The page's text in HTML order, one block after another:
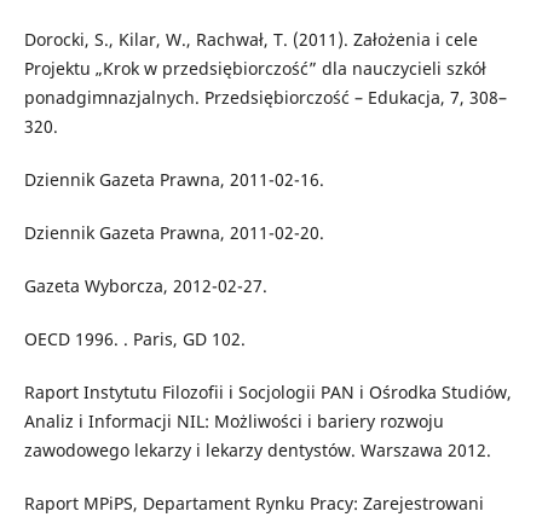
Dorocki, S., Kilar, W., Rachwał, T. (2011). Założenia i cele
Projektu „Krok w przedsiębiorczość” dla nauczycieli szkół
ponadgimnazjalnych. Przedsiębiorczość – Edukacja, 7, 308–
320.
Dziennik Gazeta Prawna, 2011-02-16.
Dziennik Gazeta Prawna, 2011-02-20.
Gazeta Wyborcza, 2012-02-27.
OECD 1996. . Paris, GD 102.
Raport Instytutu Filozofii i Socjologii PAN i Ośrodka Studiów,
Analiz i Informacji NIL: Możliwości i bariery rozwoju
zawodowego lekarzy i lekarzy dentystów. Warszawa 2012.
Raport MPiPS, Departament Rynku Pracy: Zarejestrowani